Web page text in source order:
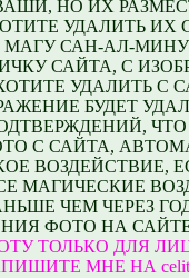
НО ИХ
УДАЛИТЬ ИХ
САН-АЛ-
САЙТА, С
УДАЛИТЬ С
БУДЕТ
С САЙТА,
ВОЗДЕЙСТВИЕ,
МАГИЧЕСКИЕ
ЧЕМ ЧЕРЕЗ
ФОТО НА
ТОЛЬКО ДЛЯ
МНЕ НА